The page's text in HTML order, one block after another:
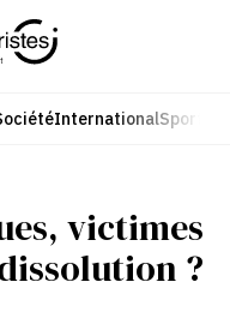
InternationalSport
victimes
?